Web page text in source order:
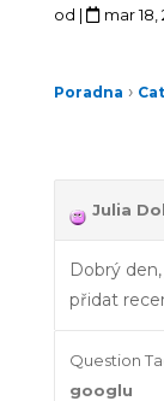
od | mar 18,
Poradna ›
Julia
Dobrý
přidat
Question
googlu